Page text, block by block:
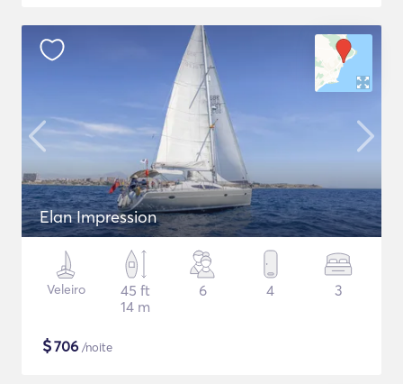
Elan Impression
Veleiro
45 ft
14 m
6 4 3
$706 /noite